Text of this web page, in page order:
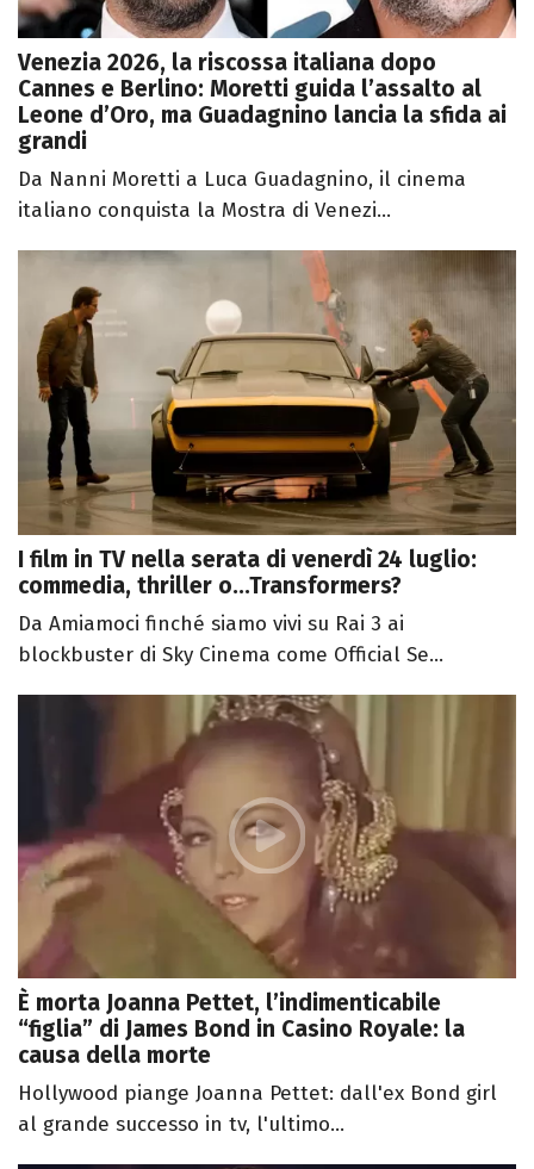
Venezia 2026, la riscossa italiana dopo
Cannes e Berlino: Moretti guida l’assalto al
Leone d’Oro, ma Guadagnino lancia la sfida ai
grandi
Da Nanni Moretti a Luca Guadagnino, il cinema
italiano conquista la Mostra di Venezi...
I film in TV nella serata di venerdì 24 luglio:
commedia, thriller o...Transformers?
Da Amiamoci finché siamo vivi su Rai 3 ai
blockbuster di Sky Cinema come Official Se...
È morta Joanna Pettet, l’indimenticabile
“figlia” di James Bond in Casino Royale: la
causa della morte
Hollywood piange Joanna Pettet: dall'ex Bond girl
al grande successo in tv, l'ultimo...